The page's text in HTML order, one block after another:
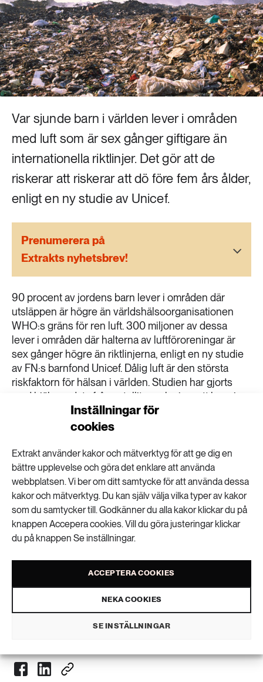
Inställningar för
cookies
Extrakt använder kakor och mätverktyg för att ge dig en
bättre upplevelse och göra det enklare att använda
webbplatsen. Vi ber om ditt samtycke för att använda dessa
kakor och mätverktyg. Du kan själv välja vilka typer av kakor
som du samtycker till. Godkänner du alla kakor klickar du på
knappen Accepera cookies. Vill du göra justeringar klickar
du på knappen Se inställningar.
ACCEPTERA COOKIES
NEKA COOKIES
SE INSTÄLLNINGAR
Mat & jordbruk
Skog
Social hållbarhet
Transport
Vatten
252 ARTIKLAR
Landsbygd
939 ARTIKLAR
Livsstil & konsumtion
612 ARTIKLAR
Mat & jordbruk
262 ARTIKLAR
Skog
Transport
473 ARTIKLAR
Vatten
Var sjunde barn i världen lever i områden
med luft som är sex gånger giftigare än
internationella riktlinjer. Det gör att de
riskerar att riskerar att dö före fem års ålder,
enligt en ny studie av Unicef.
Prenumerera på
Extrakts nyhetsbrev!
90 procent av jordens barn lever i områden där
utsläppen är högre än världshälsoorganisationen
WHO:s gräns för ren luft. 300 miljoner av dessa
lever i områden där halterna av luftföroreningar är
sex gånger högre än riktlinjerna, enligt en ny studie
av FN:s barnfond Unicef. Dålig luft är den största
riskfaktorn för hälsan i världen. Studien har gjorts
med hjälp av data från satelliter och visar att barn i
södra Asien och Afrika är mest utsatta. Unicef säger
att utsläpp är en orsak till att 600 000 barn dör varje
av fossila bränslen. Under de senaste fem åren har
nivåerna av gift i luften ökat med åtta procent. De
främsta orsakerna till utsläppen är användandet av
fossila bränslen, damm och brinnande avfall. – Faran
med luftföroreningar är enorm. Inget samhälle har råd
att ignorera luftföroreningar. Vi skyddar våra barn när
vi skyddar luften. Båda är avgörande för vår framtid,
VISA KOMMENTARER (0) OCH DELA